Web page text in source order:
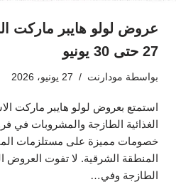
عروض لولو هايبر ماركت
27 حتى 30 يونيو
بواسطة مودارنت 27 يونيو، 2026
استمتع بعروض لولو هايبر ماركت
الغذائية الطازجة والمشروبات في
خصومات مميزة على مستلزمات
المنطقة الشرقية. لا تفوت العروض
الطازجة وفي…